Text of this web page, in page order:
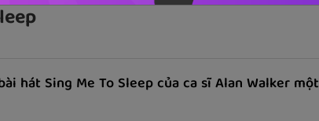
hát Sing Me To Sleep của ca sĩ Alan Walker một